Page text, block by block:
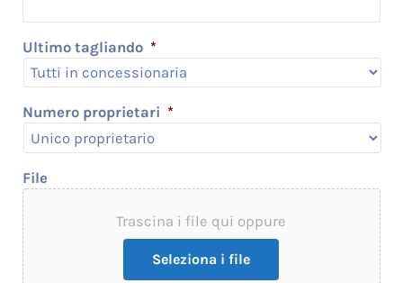
Ultimo tagliando *
Numero proprietari *
File
Trascina i file qui oppure
Seleziona i file